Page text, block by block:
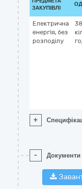
ЗАКУПІВЛІ
Електрична
енергія, без
розподілу
+
- Документи